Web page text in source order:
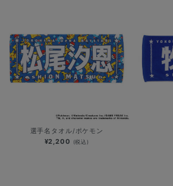
選手名タオル/ポケモン
¥2,200 (税込)